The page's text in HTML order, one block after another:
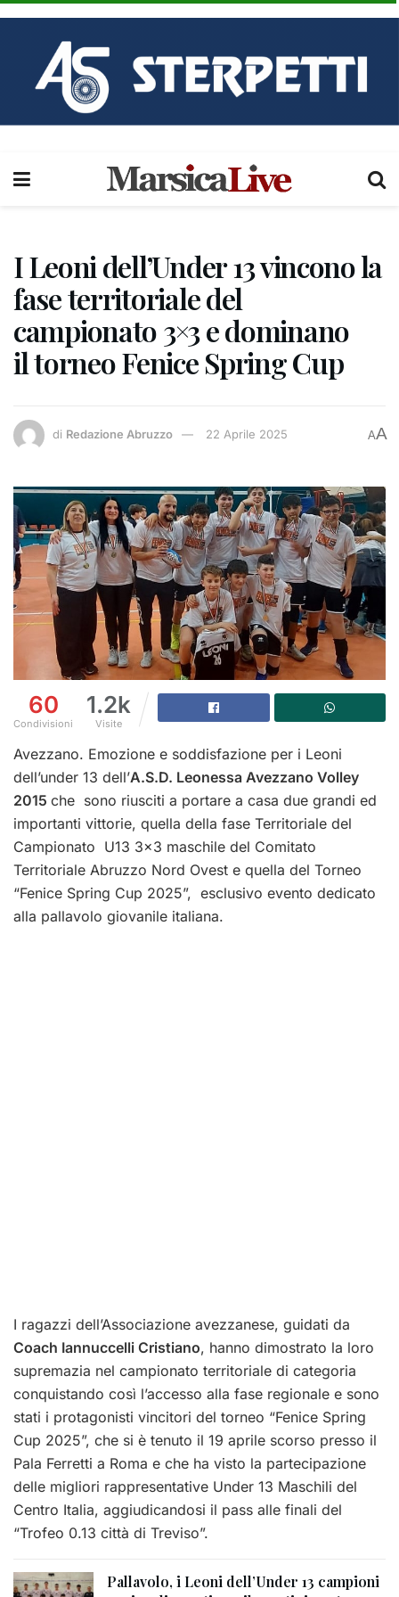
I Leoni dell’Under 13 vincono la
fase territoriale del
campionato 3×3 e dominano
il torneo Fenice Spring Cup
di Redazione Abruzzo 22 Aprile 2025 AA
60
Condivisioni
1.2k
Visite
Avezzano. Emozione e soddisfazione per i Leoni
dell’under 13 dell’A.S.D. Leonessa Avezzano Volley
2015 che sono riusciti a portare a casa due grandi ed
importanti vittorie, quella della fase Territoriale del
Campionato U13 3×3 maschile del Comitato
Territoriale Abruzzo Nord Ovest e quella del Torneo
“Fenice Spring Cup 2025”, esclusivo evento dedicato
alla pallavolo giovanile italiana.
I ragazzi dell’Associazione avezzanese, guidati da
Coach Iannuccelli Cristiano, hanno dimostrato la loro
supremazia nel campionato territoriale di categoria
conquistando così l’accesso alla fase regionale e sono
stati i protagonisti vincitori del torneo “Fenice Spring
Cup 2025”, che si è tenuto il 19 aprile scorso presso il
Pala Ferretti a Roma e che ha visto la partecipazione
delle migliori rappresentative Under 13 Maschili del
Centro Italia, aggiudicandosi il pass alle finali del
“Trofeo 0.13 città di Treviso”.
Pallavolo, i Leoni dell’Under 13 campioni